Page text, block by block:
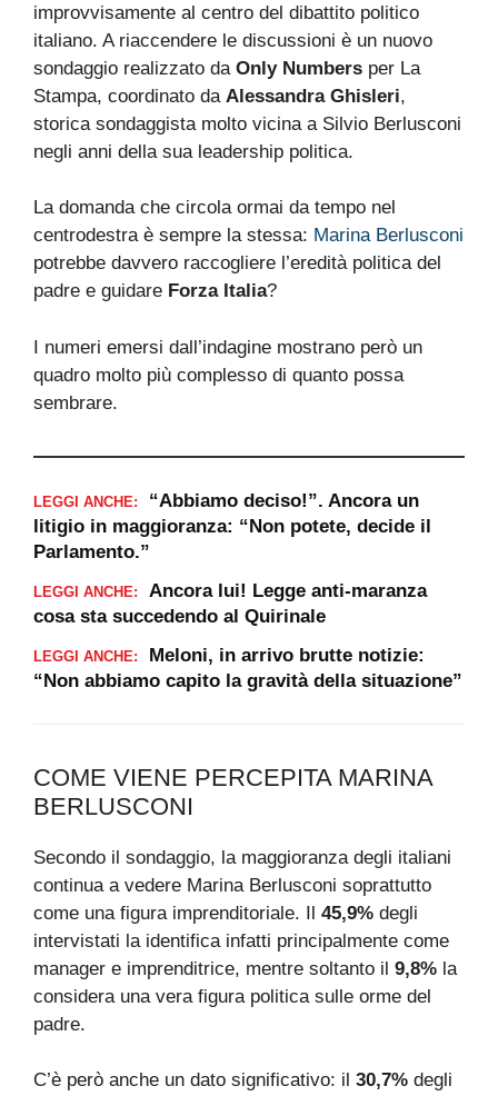
improvvisamente al centro del dibattito politico
italiano. A riaccendere le discussioni è un nuovo
sondaggio realizzato da Only Numbers per La
Stampa, coordinato da Alessandra Ghisleri,
storica sondaggista molto vicina a Silvio Berlusconi
negli anni della sua leadership politica.
La domanda che circola ormai da tempo nel
centrodestra è sempre la stessa: Marina Berlusconi
potrebbe davvero raccogliere l’eredità politica del
padre e guidare Forza Italia?
I numeri emersi dall’indagine mostrano però un
quadro molto più complesso di quanto possa
sembrare.
LEGGI ANCHE:
“Abbiamo deciso!”. Ancora un
litigio in maggioranza: “Non potete, decide il
Parlamento.”
LEGGI ANCHE:
Ancora lui! Legge anti-maranza
cosa sta succedendo al Quirinale
LEGGI ANCHE:
Meloni, in arrivo brutte notizie:
“Non abbiamo capito la gravità della situazione”
COME VIENE PERCEPITA MARINA
BERLUSCONI
Secondo il sondaggio, la maggioranza degli italiani
continua a vedere Marina Berlusconi soprattutto
come una figura imprenditoriale. Il 45,9% degli
intervistati la identifica infatti principalmente come
manager e imprenditrice, mentre soltanto il 9,8% la
considera una vera figura politica sulle orme del
padre.
C’è però anche un dato significativo: il 30,7% degli